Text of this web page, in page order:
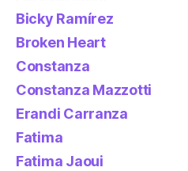
Bicky Ramírez
Broken Heart
Constanza
Constanza Mazzotti
Erandi Carranza
Fatima
Fatima Jaoui